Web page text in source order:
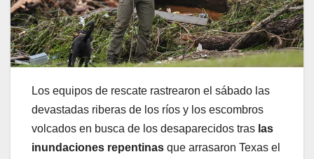
Los equipos de rescate rastrearon el sábado las
devastadas riberas de los ríos y los escombros
volcados en busca de los desaparecidos tras las
inundaciones repentinas que arrasaron Texas el